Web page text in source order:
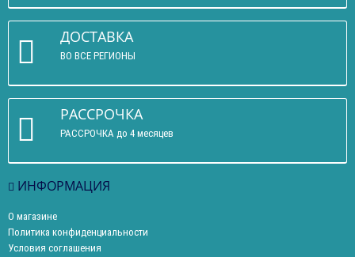
ДОСТАВКА
ВО ВСЕ РЕГИОНЫ
РАССРОЧКА
РАССРОЧКА до 4 месяцев
ИНФОРМАЦИЯ
О магазине
Политика конфиденциальности
Условия соглашения